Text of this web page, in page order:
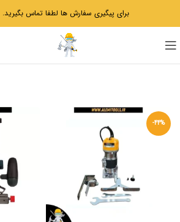
برای پیگیری سفارش ها لطفا تماس بگیرید.
-44%